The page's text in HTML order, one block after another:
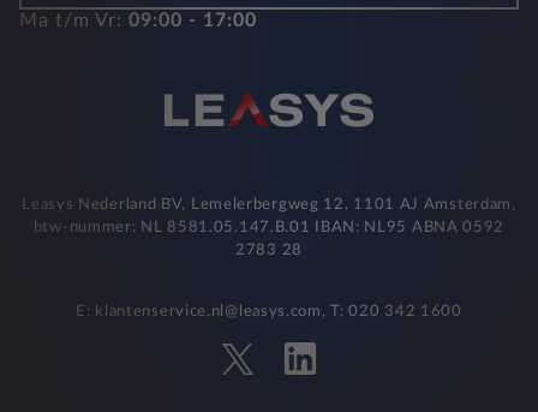
Ma t/m Vr: 09:00 - 17:00
Leasys Nederland BV, Lemelerbergweg 12, 1101 AJ Amsterdam,
btw-nummer: NL 8581.05.147.B.01 IBAN: NL95 ABNA 0592
2783 28
E: klantenservice.nl@leasys.com, T: 020 342 1600